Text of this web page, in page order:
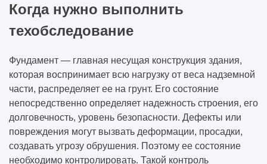
Когда нужно выполнить
техобследование
Фундамент — главная несущая конструкция здания,
которая воспринимает всю нагрузку от веса надземной
части, распределяет ее на грунт. Его состояние
непосредственно определяет надежность строения, его
долговечность, уровень безопасности. Дефекты или
повреждения могут вызвать деформации, просадки,
создавать угрозу обрушения. Поэтому ее состояние
необходимо контролировать. Такой контроль